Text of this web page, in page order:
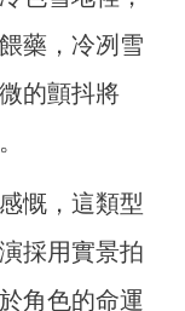
藥，冷冽雪
的顫抖將
慨，這類型
採用實景拍
角色的命運